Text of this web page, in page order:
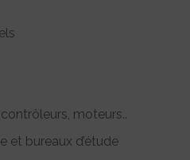
moteurs..
et bureaux d’étude